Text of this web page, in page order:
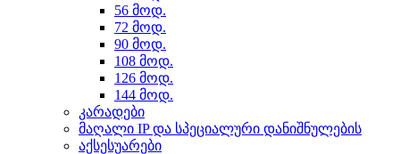
56 მოდ.
72 მოდ.
90 მოდ.
108 მოდ.
126 მოდ.
144 მოდ.
კარადები
მაღალი IP და სპეციალური დანიშნულების
აქსესუარები